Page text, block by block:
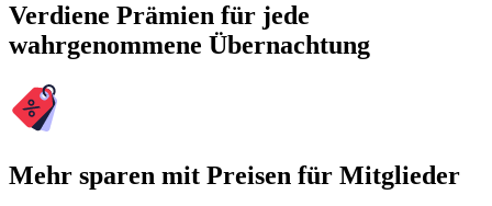
Verdiene Prämien für jede
wahrgenommene Übernachtung
Mehr sparen mit Preisen für Mitglieder